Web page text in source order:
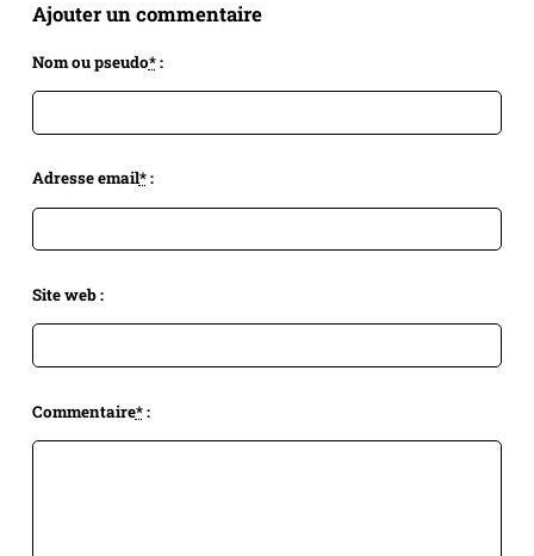
Ajouter un commentaire
Nom ou pseudo*:
Adresse email*:
Site web :
Commentaire*: